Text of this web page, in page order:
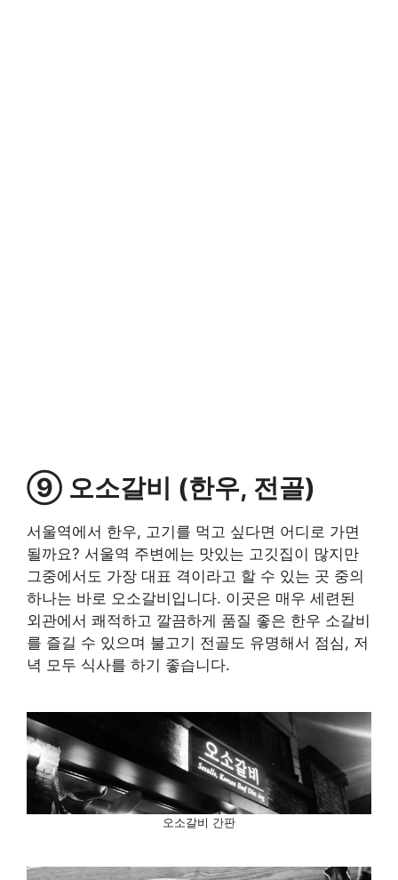
⑨ 오소갈비 (한우, 전골)
서울역에서 한우, 고기를 먹고 싶다면 어디로 가면
될까요? 서울역 주변에는 맛있는 고깃집이 많지만
그중에서도 가장 대표 격이라고 할 수 있는 곳 중의
하나는 바로 오소갈비입니다. 이곳은 매우 세련된
외관에서 쾌적하고 깔끔하게 품질 좋은 한우 소갈비
를 즐길 수 있으며 불고기 전골도 유명해서 점심, 저
녁 모두 식사를 하기 좋습니다.
오소갈비 간판